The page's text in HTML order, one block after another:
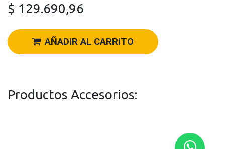
$ 129.690,96
AÑADIR AL CARRITO
Productos Accesorios: